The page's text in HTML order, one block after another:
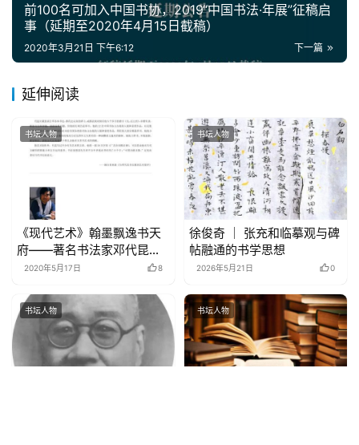
前100名可加入中国书协，2019“中国书法·年展”征稿启
事（延期至2020年4月15日截稿）
下一篇
2020年3月21日 下午6:12
延伸阅读
书坛人物
《现代艺术》翰墨飘逸书天
府——著名书法家邓代昆印
象2020年5月17日 8
书坛人物
徐俊奇 ｜ 张充和临摹观与碑
帖融通的书学思想
2026年5月21日 0
书坛人物 书坛人物